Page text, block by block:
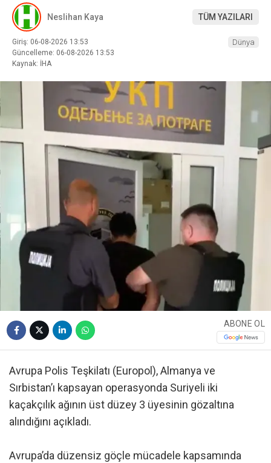
Neslihan Kaya TÜM YAZILARI
Giriş: 06-08-2026 13:53
Güncelleme: 06-08-2026 13:53
Kaynak: İHA
Dünya
ABONE OL
Avrupa Polis Teşkilatı (Europol), Almanya ve
Sırbistan’ı kapsayan operasyonda Suriyeli iki
kaçakçılık ağının üst düzey 3 üyesinin gözaltına
alındığını açıkladı.
Avrupa’da düzensiz göçle mücadele kapsamında